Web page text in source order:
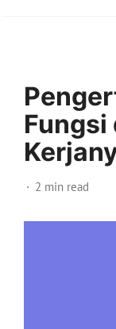
Fungsi
2 min read